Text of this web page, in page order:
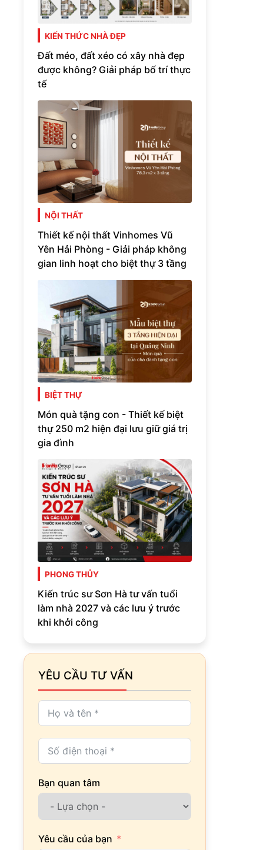
KIẾN THỨC NHÀ ĐẸP
Đất méo, đất xéo có xây nhà đẹp
được không? Giải pháp bố trí thực
tế
NỘI THẤT
Thiết kế nội thất Vinhomes Vũ
Yên Hải Phòng - Giải pháp không
gian linh hoạt cho biệt thự 3 tầng
BIỆT THỰ
Món quà tặng con - Thiết kế biệt
thự 250 m2 hiện đại lưu giữ giá trị
gia đình
PHONG THỦY
Kiến trúc sư Sơn Hà tư vấn tuổi
làm nhà 2027 và các lưu ý trước
khi khởi công
YÊU CẦU TƯ VẤN
Bạn quan tâm
Yêu cầu của bạn